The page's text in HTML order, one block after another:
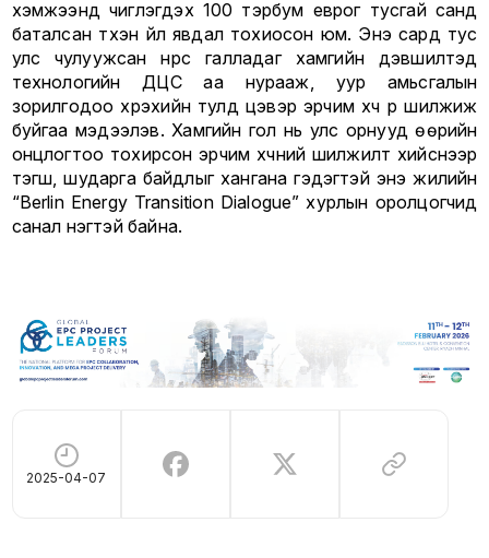
хэмжээнд чиглэгдэх 100 тэрбум еврог тусгай санд
баталсан түүхэн үйл явдал тохиосон юм. Энэ сард тус
улс чулуужсан нүүрс галладаг хамгийн дэвшилтэд
технологийн ДЦС аа нурааж, уур амьсгалын
зорилгодоо хүрэхийн тулд цэвэр эрчим хүч рүү шилжиж
буйгаа мэдээлэв. Хамгийн гол нь улс орнууд өөрийн
онцлогтоо тохирсон эрчим хүчний шилжилт хийснээр
тэгш, шударга байдлыг хангана гэдэгтэй энэ жилийн
“Berlin Energy Transition Dialogue” хурлын оролцогчид
санал нэгтэй байна.
2025-04-07